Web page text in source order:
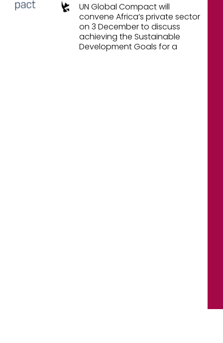
UN Global Compact will
convene Africa’s private sector
on 3 December to discuss
achieving the Sustainable
Development Goals for a